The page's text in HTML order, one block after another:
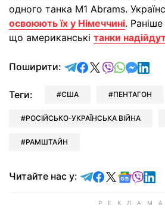
одного танка M1 Abrams.
освоюють їх у Німеччині.
що американські танки
Поширити: відправити у
поділитись у
поділитись у X
Теги: США ПЕНТАГОН
РОСІЙСЬКО-УКРАЇНСЬКА ВІЙНА
РАМШТАЙН
Читайте нас у: Читайте у
Читайте у
Читайте у